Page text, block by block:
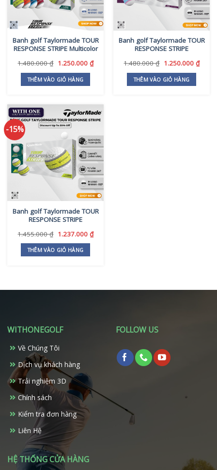
Banh golf Taylormade TOUR
RESPONSE STRIPE Multicolor
1.480.000₫ Giá
là:
1.480.000 ₫.
1.250.000 ₫Giá
THÊM VÀO GIỎ HÀNG
Banh golf Taylormade TOUR
RESPONSE STRIPE
1.480.000₫ Giá
là:
1.480.000 ₫.
1.250.000 ₫Giá
THÊM VÀO GIỎ HÀNG
-15%
Banh golf Taylormade TOUR
RESPONSE STRIPE
1.455.000₫ Giá
gốc
là:
1.455.000 ₫.
1.237.000 ₫Giá
THÊM VÀO GIỎ HÀNG
WITHONEGOLF
Về Chúng Tôi
Dịch vụ khách hàng
Trải nghiệm 3D
Chính sách
Kiểm tra đơn hàng
Liên Hệ
FOLLOW US
HỆ THỐNG CỬA HÀNG